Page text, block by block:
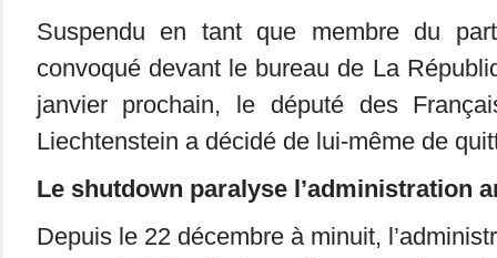
Suspendu en tant que membre du
convoqué devant le bureau de La
janvier prochain, le député des
Liechtenstein a décidé de lui-même de
Le shutdown paralyse l’administration
Depuis le 22 décembre à minuit,